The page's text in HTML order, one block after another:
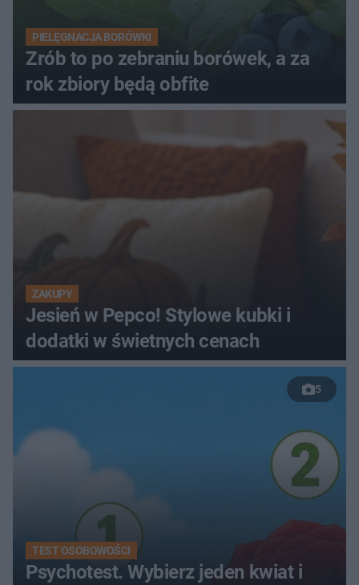
PIELĘGNACJA BORÓWKI
Zrób to po zebraniu borówek, a za
rok zbiory będą obfite
ZAKUPY
Jesień w Pepco! Stylowe kubki i
dodatki w świetnych cenach
5
TEST OSOBOWOŚCI
Psychotest. Wybierz jeden kwiat i